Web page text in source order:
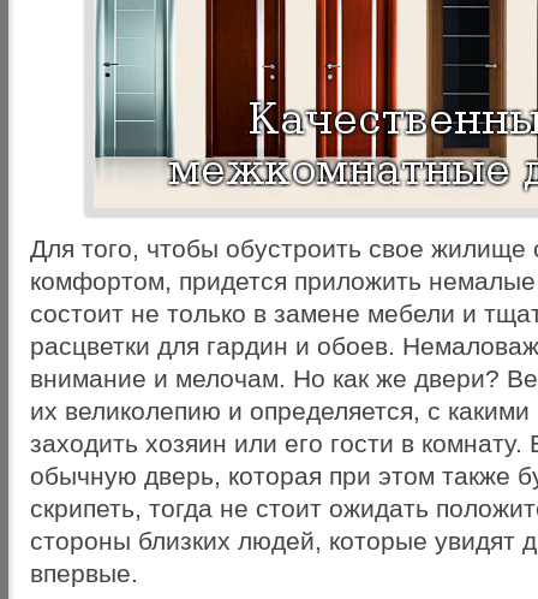
Для того, чтобы обустроить свое
комфортом, придется приложить
состоит не только в замене мебели и
расцветки для гардин и обоев.
внимание и мелочам. Но как же двери?
их великолепию и определяется, с
заходить хозяин или его гости в комнату.
обычную дверь, которая при этом также
скрипеть, тогда не стоит ожидать
стороны близких людей, которые увидят
впервые.